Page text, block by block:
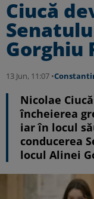
Ciucă
Gorghiu
13 Jun, 11:07 •
Nicolae
încheierea
iar în locul
conducerea
locul Alinei